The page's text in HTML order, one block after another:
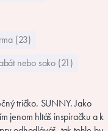
(23)
nebo sako (21)